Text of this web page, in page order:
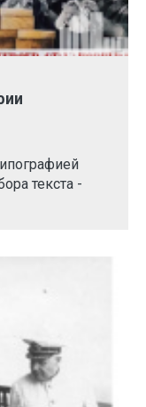
текста -